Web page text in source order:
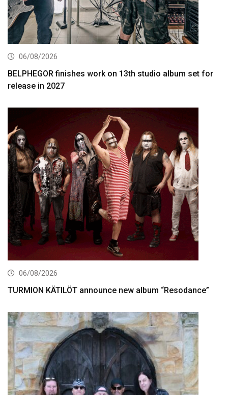
06/08/2026
BELPHEGOR finishes work on 13th studio album set for
release in 2027
06/08/2026
TURMION KÄTILÖT announce new album “Resodance”